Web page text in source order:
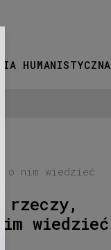
HUMANISTYCZNA
o nim wiedzieć
rzeczy,
wiedzieć